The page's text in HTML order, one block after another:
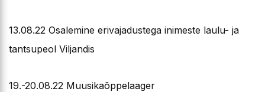
13.08.22 Osalemine erivajadustega inimeste laulu- ja
tantsupeol Viljandis
19.-20.08.22 Muusikaõppelaager